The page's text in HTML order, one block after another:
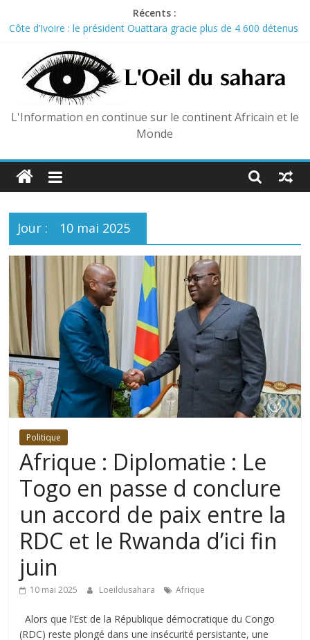
to
Récents :
Côte d’Ivoire : le président Ouattara gracie plus de 4 600 détenus
RDC : L’ONU tire la sonnette d’alarme sur la propagation d’Ebola
dans les camps de déplacés
RDC : Les légendes de la rumba frappent à la porte du
gouvernement pour réclamer leurs droits
Mali : 254 anciens combattants intègrent officiellement les
L'Information en continue sur le continent Africain et le
Monde
Jour : 10 mai 2025
Politique
Afrique : Diplomatie : Le
Togo en passe d conclure
un accord de paix entre la
RDC et le Rwanda d’ici fin
juin
10 mai 2025 Loeildusahara Afrique
Alors que l’Est de la République démocratique du Congo
(RDC) reste plongé dans une insécurité persistante, une